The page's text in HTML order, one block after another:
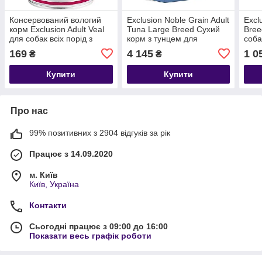
Консервований вологий
корм Exclusion Adult Veal
для собак всіх порід з
169 ₴
Купити
Exclusion Noble Grain Adult
Tuna Large Breed Сухий
корм з тунцем для
дорослих собак великих
порід 12 кг
4 145₴
Купити
1
Про нас
99% позитивних з 2904 відгуків за рік
Працює з 14.09.2020
м. Київ
Київ, Україна
Контакти
Сьогодні працює з 09:00 до 16:00
Показати весь графік роботи